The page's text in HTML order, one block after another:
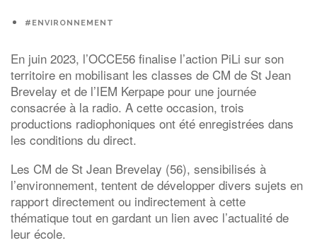
#ENVIRONNEMENT
En juin 2023, l’OCCE56 finalise l’action PiLi sur son
territoire en mobilisant les classes de CM de St Jean
Brevelay et de l’IEM Kerpape pour une journée
consacrée à la radio. A cette occasion, trois
productions radiophoniques ont été enregistrées dans
les conditions du direct.
Les CM de St Jean Brevelay (56), sensibilisés à
l’environnement, tentent de développer divers sujets en
rapport directement ou indirectement à cette
thématique tout en gardant un lien avec l’actualité de
leur école.